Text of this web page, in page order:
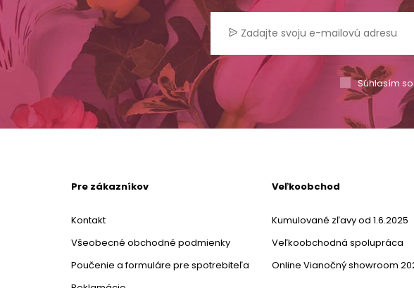
Súhlasím
Pre zákazníkov
Kontakt
Všeobecné obchodné podmienky
Poučenie a formuláre pre spotrebiteľa
Veľkoobchod
Kumulované zľavy od 1.6.2025
Veľkoobchodná spolupráca
Online Vianočný showroom